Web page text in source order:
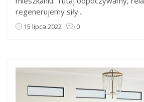
regenerujemy siły...
15 lipca 2022 0